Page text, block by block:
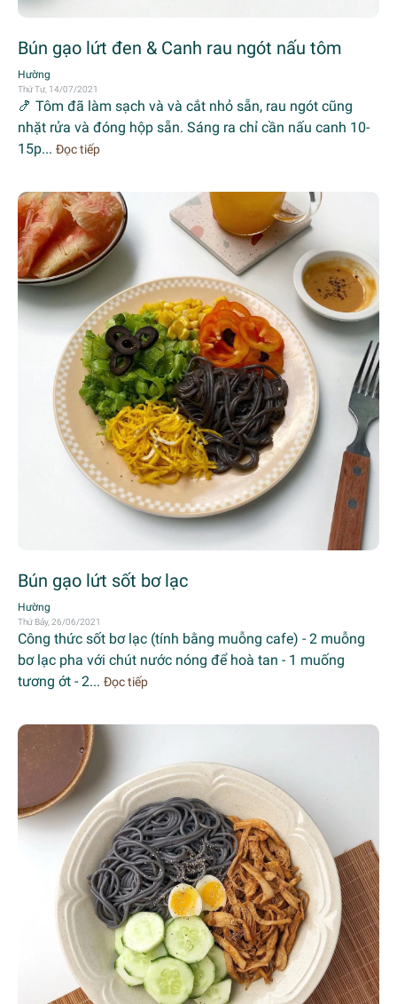
Bún gạo lứt đen & Canh rau ngót nấu tôm
Hường
Thứ Tư, 14/07/2021
🍤 Tôm đã làm sạch và và cắt nhỏ sẵn, rau ngót cũng
nhặt rửa và đóng hộp sẵn. Sáng ra chỉ cần nấu canh 10-
15p... Đọc tiếp
Bún gạo lứt sốt bơ lạc
Hường
Thứ Bảy, 26/06/2021
Công thức sốt bơ lạc (tính bằng muỗng cafe) - 2 muỗng
bơ lạc pha với chút nước nóng để hoà tan - 1 muống
tương ớt - 2... Đọc tiếp